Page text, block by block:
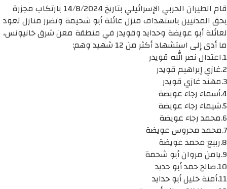
قام الطيران الحربي الإسرائيلي بتاريخ 14/8/2024 بارتكاب مجزرة
بحق المدنيين باستهداف منزل عائلة أبو شحيمة وتضرر منازل تعود
لعائلة أبو عويضة وحدايد وقويدر في منطقة معن شرق خانيونس،
ما أدى إلى استشهاد أكثر من 12 شهيد وهم:
1.اعتدال نصر الله قويدر
2.غازي إبراهيم قويدر
3.مهند غازي قويدر
4.أسماء رجاء عويضة
5.شيماء رجاء عويضة
6.محمد رجاء عويضة
7.محمد محروس عويضة
8.ربيع محمد عويضة
9.يامن مروان أبو شحمة
10.صالح حمد أبو حديد
11.أمنة خليل أبو حدايد